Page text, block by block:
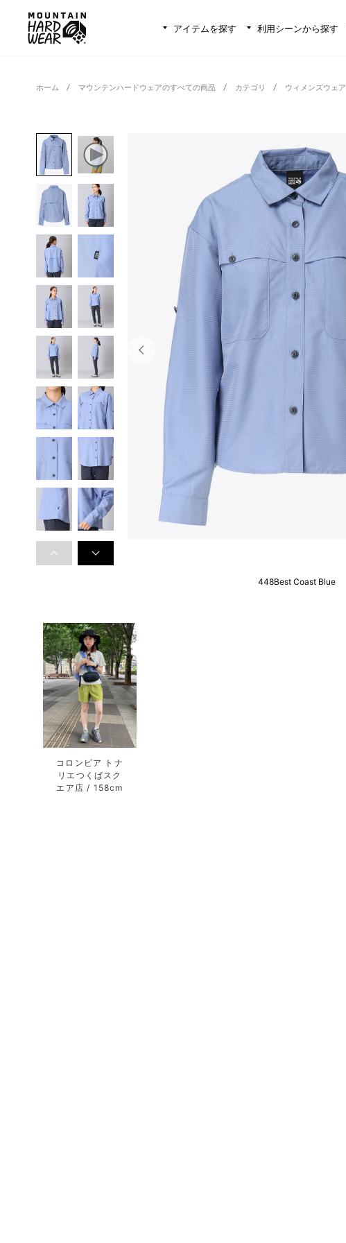
アイテムを探す 利用シーンから探す
ホーム マウンテンハードウェアのすべての商品 カテゴリ ウィメンズウェア
448Best Coast Blue
コロンビア トナ
リエつくばスク
エア店
158cm